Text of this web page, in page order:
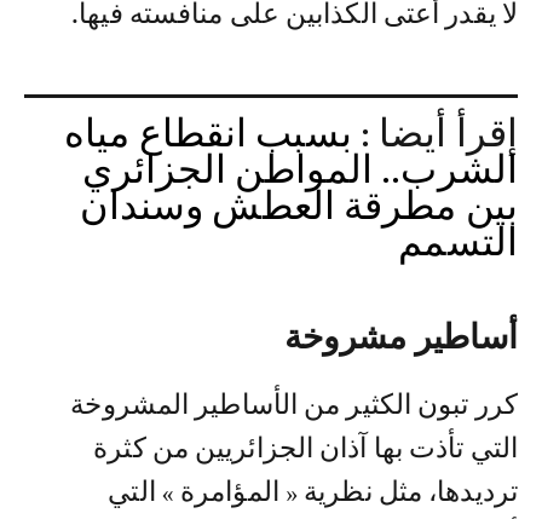
لا يقدر أعتى الكذابين على منافسته فيها.
إقرأ أيضا : بسبب انقطاع مياه
الشرب.. المواطن الجزائري
بين مطرقة العطش وسندان
التسمم
أساطير مشروخة
كرر تبون الكثير من الأساطير المشروخة
التي تأذت بها آذان الجزائريين من كثرة
ترديدها، مثل نظرية « المؤامرة » التي